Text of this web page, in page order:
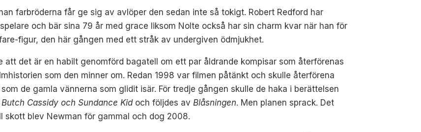
farbröderna får ge sig av avlöper den sedan inte så tokigt. Robert Redford har
och bär sina 79 år med grace liksom Nolte också har sin charm kvar när han för
figur, den här gången med ett stråk av undergiven ödmjukhet.
att det är en habilt genomförd bagatell om ett par åldrande kompisar som återförenas
som den minner om. Redan 1998 var filmen påtänkt och skulle återförena
de gamla vännerna som glidit isär. För tredje gången skulle de haka i berättelsen
Butch Cassidy och Sundance Kidoch följdes avBlåsningen. Men planen sprack. Det
skott blev Newman för gammal och dog 2008.